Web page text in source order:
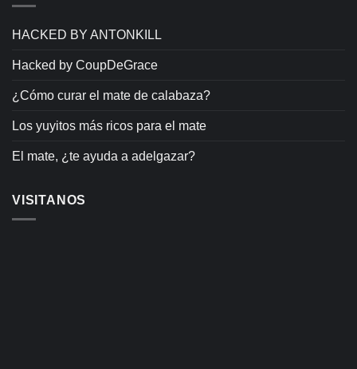
HACKED BY ANTONKILL
Hacked by CoupDeGrace
¿Cómo curar el mate de calabaza?
Los yuyitos más ricos para el mate
El mate, ¿te ayuda a adelgazar?
VISITANOS